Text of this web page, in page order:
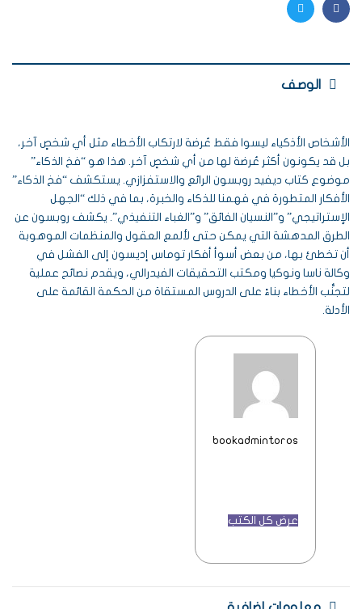
Facebook
Twitter
الوصف
الأشخاص الأذكياء ليسوا فقط عُرضة لارتكاب الأخطاء مثل أي شخصٍ آخر،
بل قد يكونون أكثر عُرضة لها من أي شخصٍ آخر. هذا هو “فخ الذكاء”
موضوع كتاب ديفيد روبسون الرائع والاستفزازي. يستكشف “فخ الذكاء”
الأفكار المتطورة في فهمنا للذكاء والخبرة، بما في ذلك “الجهل
الإستراتيجي” و”النسيان الفائق” و”الغباء التنفيذي”. يكشف روبسون عن
الطرق المدهشة التي يمكن حتى لألمع العقول والمنظمات الموهوبة
أن تخطئ بها، من بعض أسوأ أفكار توماس إديسون إلى الفشل في
وكالة ناسا ونوكيا ومكتب التحقيقات الفيدرالي، ويقدم نصائح عملية
لتجنُّب الأخطاء بناءً على الدروس المستقاة من الحكمة القائمة على
الأدلة.
bookadmintoros
عرض كل الكتب